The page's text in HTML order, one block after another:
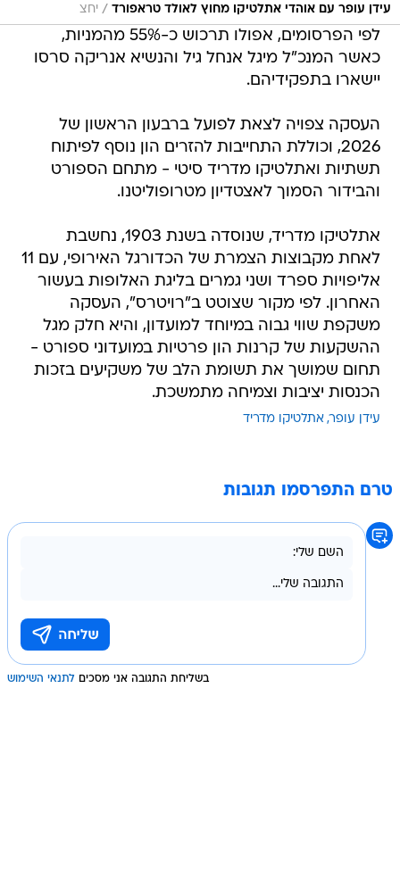
עידן עופר עם אוהדי אתלטיקו מחוץ לאולד טראפורד / יחצ
לפי הפרסומים, אפולו תרכוש כ-55% מהמניות,
כאשר המנכ"ל מיגל אנחל גיל והנשיא אנריקה סרסו
יישארו בתפקידיהם.
העסקה צפויה לצאת לפועל ברבעון הראשון של
2026, וכוללת התחייבות להזרים הון נוסף לפיתוח
תשתיות ואתלטיקו מדריד סיטי - מתחם הספורט
והבידור הסמוך לאצטדיון מטרופוליטנו.
אתלטיקו מדריד, שנוסדה בשנת 1903, נחשבת
לאחת מקבוצות הצמרת של הכדורגל האירופי, עם 11
אליפויות ספרד ושני גמרים בליגת האלופות בעשור
האחרון. לפי מקור שצוטט ב"רויטרס", העסקה
משקפת שווי גבוה במיוחד למועדון, והיא חלק מגל
ההשקעות של קרנות הון פרטיות במועדוני ספורט -
תחום שמושך את תשומת הלב של משקיעים בזכות
הכנסות יציבות וצמיחה מתמשכת.
עידן עופר אתלטיקו מדריד
טרם התפרסמו תגובות
בשליחת התגובה אני מסכים לתנאי השימוש